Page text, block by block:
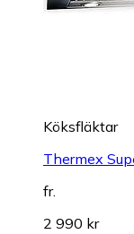
Köksfläktar
Thermex
fr.
2 990 kr